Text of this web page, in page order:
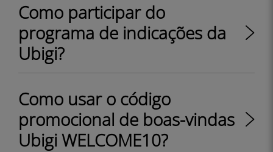
Como participar do
programa de indicações da
Ubigi?
Como usar o código
promocional de boas-vindas
Ubigi WELCOME10?